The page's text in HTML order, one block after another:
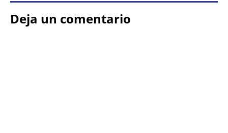
Deja un comentario